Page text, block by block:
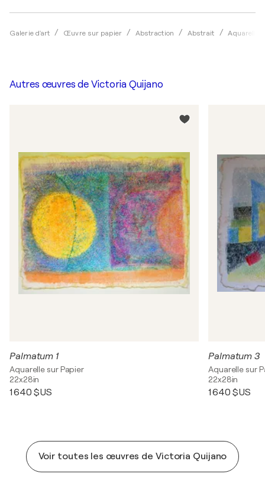
Galerie d'art Œuvre sur papier Abstraction Abstrait Aquarelle
Autres œuvres de Victoria Quijano
Palmatum 1
Aquarelle sur Papier
22x28in
1 640 $US
Palmatum 3
Aquarelle sur
22x28in
1 640 $US
Voir toutes les œuvres de Victoria Quijano